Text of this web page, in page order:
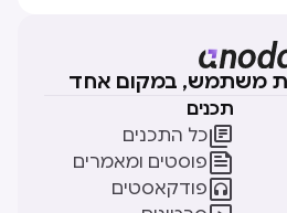
משתמש, במקום אחד
תכנים
כל התכנים
פוסטים ומאמרים
פודקאסטים